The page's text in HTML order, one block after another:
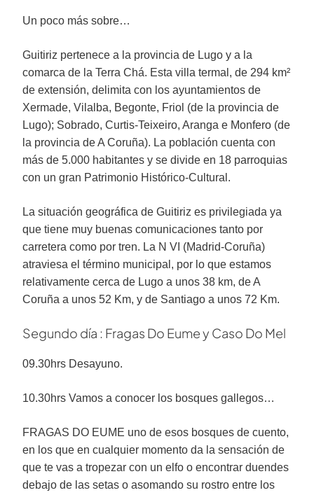
Un poco más sobre…
Guitiriz pertenece a la provincia de Lugo y a la
comarca de la Terra Chá. Esta villa termal, de 294 km²
de extensión, delimita con los ayuntamientos de
Xermade, Vilalba, Begonte, Friol (de la provincia de
Lugo); Sobrado, Curtis-Teixeiro, Aranga e Monfero (de
la provincia de A Coruña). La población cuenta con
más de 5.000 habitantes y se divide en 18 parroquias
con un gran Patrimonio Histórico-Cultural.
La situación geográfica de Guitiriz es privilegiada ya
que tiene muy buenas comunicaciones tanto por
carretera como por tren. La N VI (Madrid-Coruña)
atraviesa el término municipal, por lo que estamos
relativamente cerca de Lugo a unos 38 km, de A
Coruña a unos 52 Km, y de Santiago a unos 72 Km.
Segundo día : Fragas Do Eume y Caso Do Mel
09.30hrs Desayuno.
10.30hrs Vamos a conocer los bosques gallegos…
FRAGAS DO EUME uno de esos bosques de cuento,
en los que en cualquier momento da la sensación de
que te vas a tropezar con un elfo o encontrar duendes
debajo de las setas o asomando su rostro entre los